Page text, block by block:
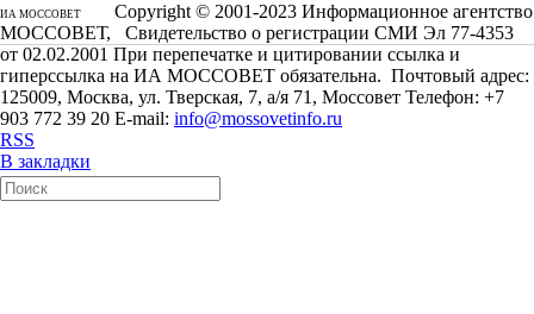
ИА МОССОВЕТ
Copyright © 2001-2023 Информационное агентство
МОССОВЕТ, Свидетельство о регистрации СМИ Эл 77-4353
от 02.02.2001 При перепечатке и цитировании ссылка и
гиперссылка на ИА МОССОВЕТ обязательна. Почтовый адрес:
125009, Москва, ул. Тверская, 7, а/я 71, Моссовет Телефон: +7
903 772 39 20 E-mail: info@mossovetinfo.ru
RSS
В закладки